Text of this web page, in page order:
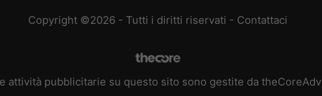
Copyright ©2026 - Tutti i diritti riservati - Contattaci
attività pubblicitarie su questo sito sono gestite da theCoreAdv